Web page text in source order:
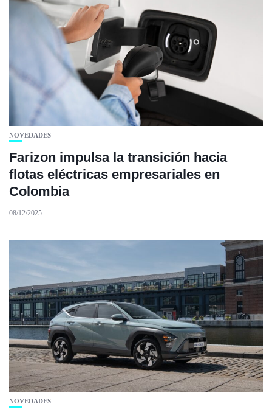
NOVEDADES
Farizon impulsa la transición hacia
flotas eléctricas empresariales en
Colombia
08/12/2025
NOVEDADES